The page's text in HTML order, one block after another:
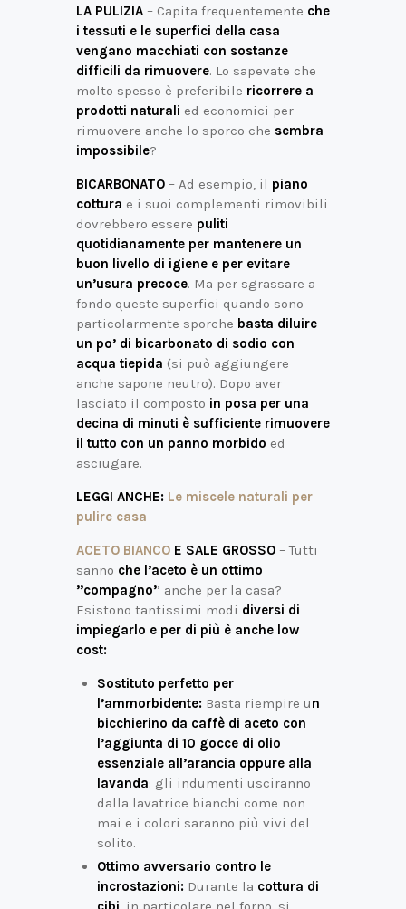
LA PULIZIA – Capita frequentemente che
i tessuti e le superfici della casa
vengano macchiati con sostanze
difficili da rimuovere. Lo sapevate che
molto spesso è preferibile ricorrere a
prodotti naturali ed economici per
rimuovere anche lo sporco che sembra
impossibile?
BICARBONATO – Ad esempio, il piano
cottura e i suoi complementi rimovibili
dovrebbero essere puliti
quotidianamente per mantenere un
buon livello di igiene e per evitare
un’usura precoce. Ma per sgrassare a
fondo queste superfici quando sono
particolarmente sporche basta diluire
un po’ di bicarbonato di sodio con
acqua tiepida (si può aggiungere
anche sapone neutro). Dopo aver
lasciato il composto in posa per una
decina di minuti è sufficiente rimuovere
il tutto con un panno morbido ed
asciugare.
LEGGI ANCHE: Le miscele naturali per
pulire casa
ACETO BIANCO E SALE GROSSO – Tutti
sanno che l’aceto è un ottimo
’’compagno’’ anche per la casa?
Esistono tantissimi modi diversi di
impiegarlo e per di più è anche low
cost:
Sostituto perfetto per
l’ammorbidente: Basta riempire un
bicchierino da caffè di aceto con
l’aggiunta di 10 gocce di olio
essenziale all’arancia oppure alla
lavanda: gli indumenti usciranno
dalla lavatrice bianchi come non
mai e i colori saranno più vivi del
solito.
Ottimo avversario contro le
incrostazioni: Durante la cottura di